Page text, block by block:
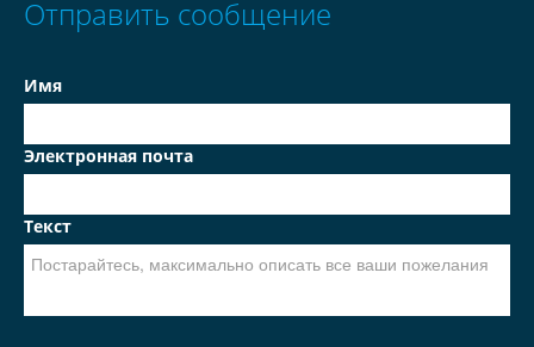
Отправить сообщение
Имя
Электронная почта
Текст